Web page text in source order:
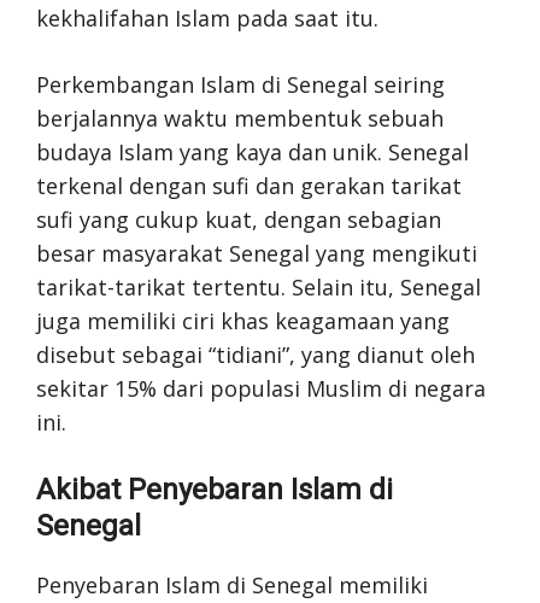
kekhalifahan Islam pada saat itu.
Perkembangan Islam di Senegal seiring
berjalannya waktu membentuk sebuah
budaya Islam yang kaya dan unik. Senegal
terkenal dengan sufi dan gerakan tarikat
sufi yang cukup kuat, dengan sebagian
besar masyarakat Senegal yang mengikuti
tarikat-tarikat tertentu. Selain itu, Senegal
juga memiliki ciri khas keagamaan yang
disebut sebagai “tidiani”, yang dianut oleh
sekitar 15% dari populasi Muslim di negara
ini.
Akibat Penyebaran Islam di
Senegal
Penyebaran Islam di Senegal memiliki